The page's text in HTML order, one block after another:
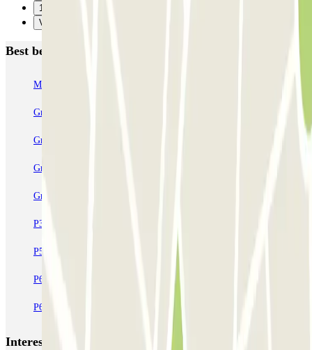
1
Verzenden
Best beoordeelde parkeergarages in Somma Lombardo
MxPark Malpensa - Shuttle - Scoperto
Green Parking Malpensa - Shuttle - Scoperto
Green Parking Malpensa - Shuttle - Coperto
Green Parking Malpensa - Car Valet - Scoperto
Green Parking Malpensa - Car Valet - Coperto
P3 Express T1 Malpensa - SEA Ufficiale (Scoperto)
P5 Easy T2 Malpensa - SEA Ufficiale (Scoperto)
P6 Smart T2 Malpensa - SEA Ufficiale (Scoperto)
P6 Smart T2 Malpensa - SEA Ufficiale (Coperto)
Interessante plaatsen en evenementen dichtbij P3